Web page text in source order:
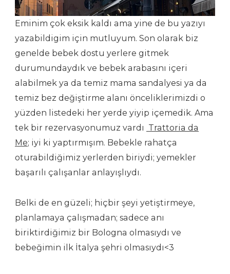
Eminim çok eksik kaldı ama yine de bu yazıyı
yazabildigim için mutluyum. Son olarak biz
genelde bebek dostu yerlere gitmek
durumundaydık ve bebek arabasını içeri
alabilmek ya da temiz mama sandalyesi ya da
temiz bez değiştirme alanı önceliklerimizdi o
yüzden listedeki her yerde yiyip içemedik. Ama
tek bir rezervasyonumuz vardı Trattoria da
Me; iyi ki yaptırmışım. Bebekle rahatça
oturabildiğimiz yerlerden biriydi; yemekler
başarılı çalışanlar anlayışlıydı.
Belki de en güzeli; hiçbir şeyi yetiştirmeye,
planlamaya çalışmadan; sadece anı
biriktirdiğimiz bir Bologna olmasıydı ve
bebeğimin ilk İtalya şehri olmasıydı<3